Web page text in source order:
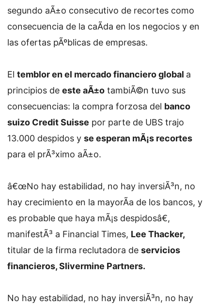
segundo aÃ±o consecutivo de recortes como
consecuencia de la caÃ­da en los negocios y en
las ofertas pÃºblicas de empresas.
El temblor en el mercado financiero global a
principios de este aÃ±o tambiÃ©n tuvo sus
consecuencias: la compra forzosa del banco
suizo Credit Suisse por parte de UBS trajo
13.000 despidos y se esperan mÃ¡s recortes
para el prÃ³ximo aÃ±o.
â€œNo hay estabilidad, no hay inversiÃ³n, no
hay crecimiento en la mayorÃ­a de los bancos, y
es probable que haya mÃ¡s despidosâ€,
manifestÃ³ a Financial Times, Lee Thacker,
titular de la firma reclutadora de servicios
financieros, Slivermine Partners.
No hay estabilidad, no hay inversiÃ³n, no hay